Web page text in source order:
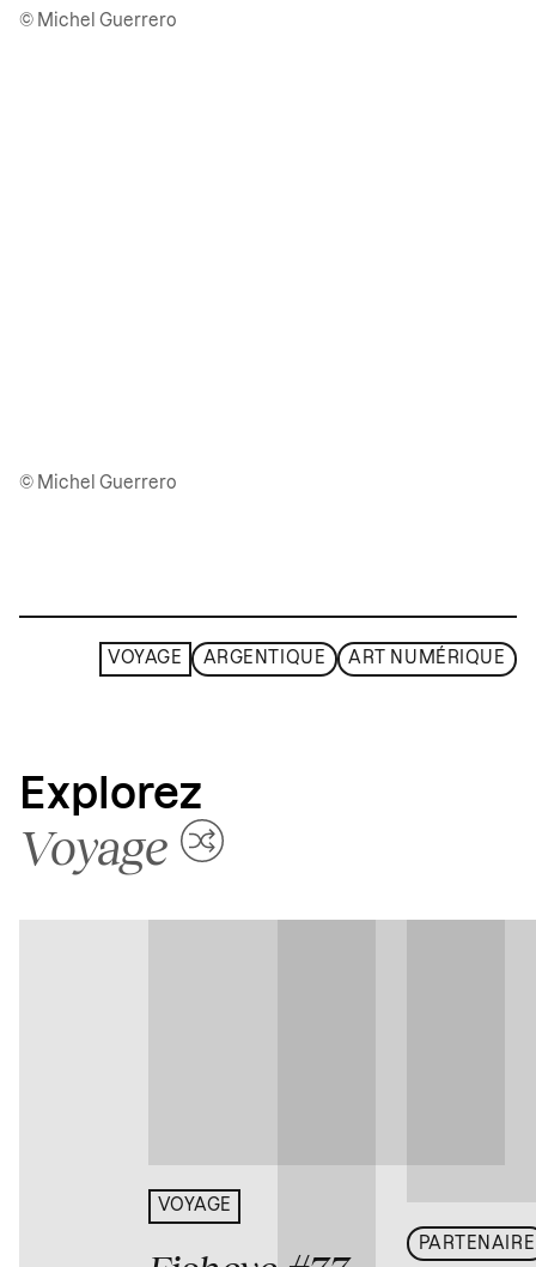
© Michel Guerrero
© Michel Guerrero
VOYAGE ARGENTIQUE ART NUMÉRIQUE
Explorez
Voyage
VOYAGE
PARTENAIRE